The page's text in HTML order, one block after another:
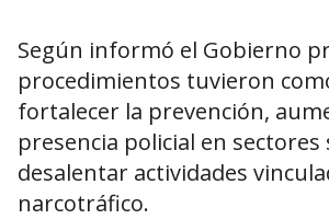
Según informó el Gobierno
procedimientos tuvieron
fortalecer la prevención,
presencia policial en sectores
desalentar actividades
narcotráfico.